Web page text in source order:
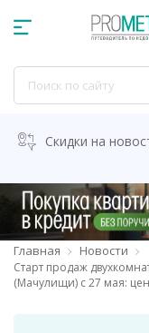
Скидки на
Главная Новости
Старт продаж
(Мачулищи) с 27 мая: